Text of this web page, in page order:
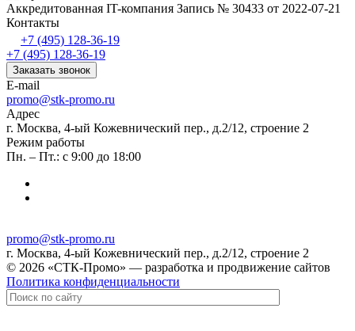
Аккредитованная IT-компания Запись № 30433 от 2022-07-21
Контакты
+7 (495) 128-36-19
+7 (495) 128-36-19
Заказать звонок
E-mail
promo@stk-promo.ru
Адрес
г. Москва, 4-ый Кожевнический пер., д.2/12, строение 2
Режим работы
Пн. – Пт.: с 9:00 до 18:00
promo@stk-promo.ru
г. Москва, 4-ый Кожевнический пер., д.2/12, строение 2
© 2026 «СТК-Промо» — разработка и продвижение сайтов
Политика конфиденциальности